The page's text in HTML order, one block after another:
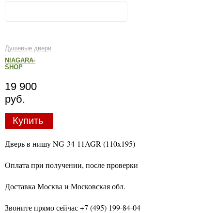
Душевые двери
NIAGARA-
SHOP
19 900
руб.
Купить
Дверь в нишу NG-34-11AGR (110х195)
Оплата при получении, после проверки
Доставка Москва и Московская обл.
Звоните прямо сейчас +7 (495) 199-84-04